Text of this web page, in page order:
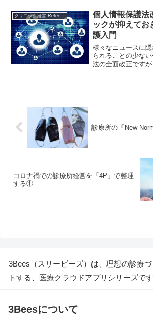
かを真剣に考える
そこで、今回は患
クリニック経営 References
個人情報保護法
ックが抑えてお
護入門
様々なニュースに
られることの少な
法の全面改正ですが
診療所の「New
コロナ禍での診療所経営を「4P」で整理
する①
3Bees（スリービーズ）は、理想の診療
トする、医療クラウドアプリシリーズです
3Beesについて